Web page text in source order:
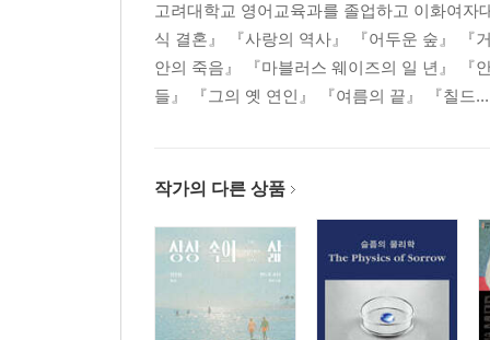
고려대학교 영어교육과를 졸업하고 이화여
식 결혼』 『사랑의 역사』 『어두운 숲』 『
안의 죽음』 『마블러스 웨이즈의 일 년』 『
들』 『그의 옛 연인』 『여름의 끝』 『칠드...
작가의 다른 상품